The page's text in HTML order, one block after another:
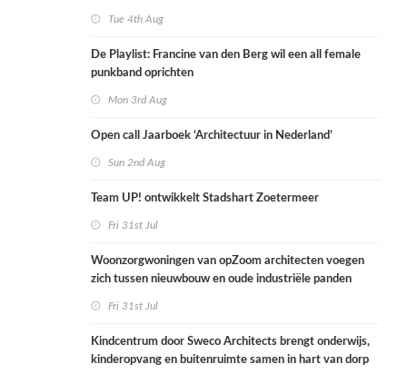
Tue 4th Aug
De Playlist: Francine van den Berg wil een all female
punkband oprichten
Mon 3rd Aug
Open call Jaarboek ‘Architectuur in Nederland’
Sun 2nd Aug
Team UP! ontwikkelt Stadshart Zoetermeer
Fri 31st Jul
Woonzorgwoningen van opZoom architecten voegen
zich tussen nieuwbouw en oude industriële panden
Fri 31st Jul
Kindcentrum door Sweco Architects brengt onderwijs,
kinderopvang en buitenruimte samen in hart van dorp